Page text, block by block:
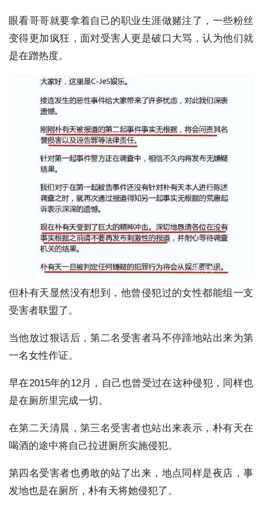
眼看哥哥就要拿着自己的职业生涯做赌注了，一些粉丝
变得更加疯狂，面对受害人更是破口大骂，认为他们就
是在蹭热度。
但朴有天显然没有想到，他曾侵犯过的女性都能组一支
受害者联盟了。
当他放过狠话后，第二名受害者马不停蹄地站出来为第
一名女性作证。
早在2015年的12月，自己也曾受过在这种侵犯，同样也
是在厕所里完成一切。
在第二天清晨，第三名受害者也站出来表示，朴有天在
喝酒的途中将自己拉进厕所实施侵犯。
第四名受害者也勇敢的站了出来，地点同样是夜店，事
发地也是在厕所，朴有天将她侵犯了。